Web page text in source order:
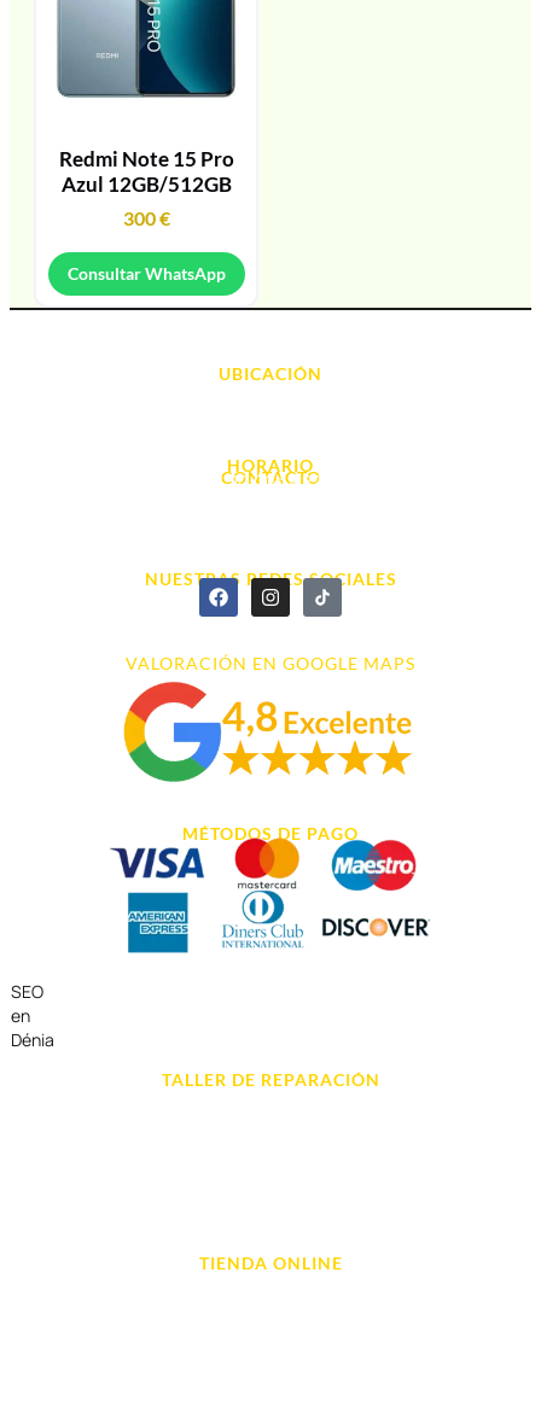
Redmi Note 15 Pro
Azul 12GB/512GB
300€
Consultar WhatsApp
UBICACIÓN
HORARIO
L. - S. 10:00h a 22:00h
CONTACTO
NUESTRAS REDES SOCIALES
VALORACIÓN EN GOOGLE MAPS
MÉTODOS DE PAGO
SEO
en
Dénia
TALLER DE REPARACIÓN
TIENDA ONLINE